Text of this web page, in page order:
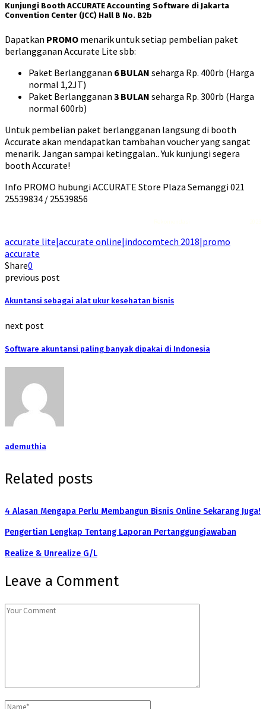
Kunjungi Booth ACCURATE Accounting Software di Jakarta
Convention Center (JCC) Hall B No. B2b
Dapatkan PROMO menarik untuk setiap pembelian paket
berlangganan Accurate Lite sbb:
Paket Berlangganan 6 BULAN seharga Rp. 400rb (Harga
normal 1,2JT)
Paket Berlangganan 3 BULAN seharga Rp. 300rb (Harga
normal 600rb)
Untuk pembelian paket berlangganan langsung di booth
Accurate akan mendapatkan tambahan voucher yang sangat
menarik. Jangan sampai ketinggalan.. Yuk kunjungi segera
booth Accurate!
Info PROMO hubungi ACCURATE Store Plaza Semanggi 021
25539834 / 25539856
accurate lite|accurate online|indocomtech 2018|promo
accurate
Share0
previous post
Akuntansi sebagai alat ukur kesehatan bisnis
next post
Software akuntansi paling banyak dipakai di Indonesia
ademuthia
Related posts
4 Alasan Mengapa Perlu Membangun Bisnis Online Sekarang Juga!
Pengertian Lengkap Tentang Laporan Pertanggungjawaban
Realize & Unrealize G/L
Leave a Comment